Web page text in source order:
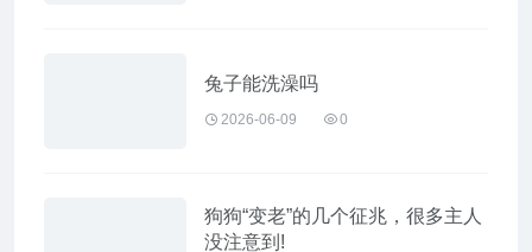
兔子能洗澡吗
2026-06-09 0
狗狗“变老”的几个征兆，很多主人
没注意到!